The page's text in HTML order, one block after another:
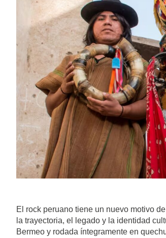
El rock peruano tiene un nuevo motivo
la trayectoria, el legado y la identidad
Bermeo y rodada íntegramente en